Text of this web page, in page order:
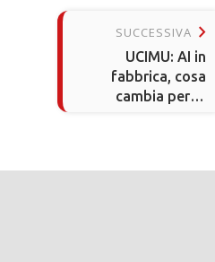
SUCCESSIVA keyboard_arrow_right
UCIMU: AI in
fabbrica, cosa
cambia per le